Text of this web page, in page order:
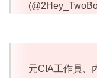
元CIA工作員、